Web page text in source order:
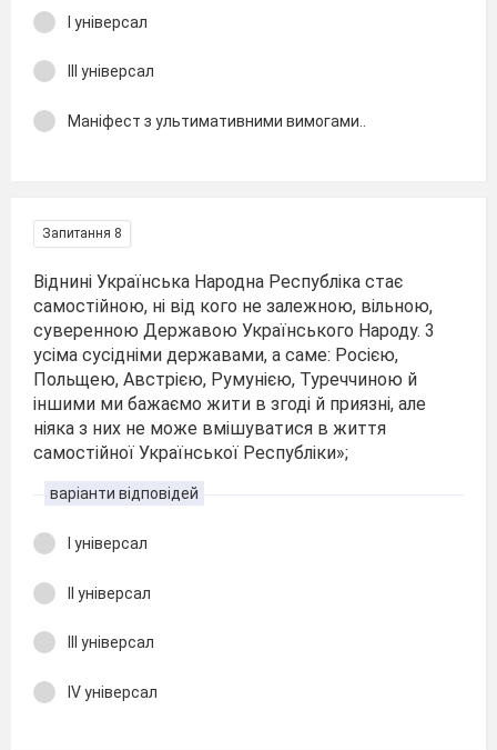
І універсал
ІІІ універсал
Маніфест з ультимативними вимогами..
Запитання 8
Віднині Українська Народна Республіка стає
самостійною, ні від кого не залежною, вільною,
суверенною Державою Українського Народу. 3
усіма сусідніми державами, а саме: Росією,
Польщею, Австрією, Румунією, Туреччиною й
іншими ми бажаємо жити в згоді й приязні, але
ніяка з них не може вмішуватися в життя
самостійної Української Республіки»;
варіанти відповідей
І універсал
ІІ універсал
ІІІ універсал
ІV універсал